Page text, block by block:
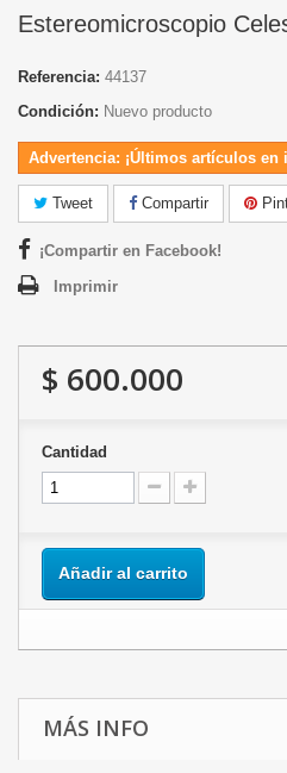
Estereomicroscopio
Referencia: 44137
Condición: Nuevo producto
Advertencia: ¡Últimos artículos en
Tweet Compartir
¡Compartir en Facebook!
Imprimir
$ 600.000
Cantidad
Añadir al carrito
MÁS INFO